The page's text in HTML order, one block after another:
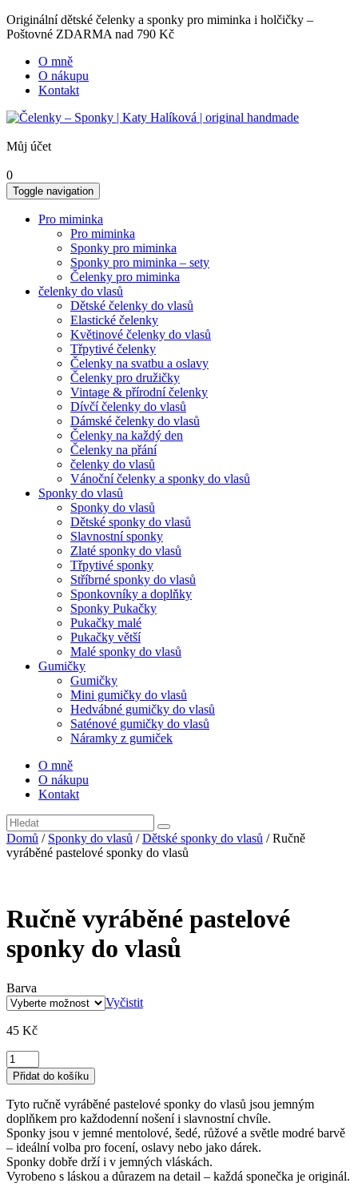
Originální dětské čelenky a sponky pro miminka i holčičky –
Poštovné ZDARMA nad 790 Kč
O mně
O nákupu
Kontakt
Můj účet
0
Toggle navigation
Pro miminka
Pro miminka
Sponky pro miminka
Sponky pro miminka – sety
Čelenky pro miminka
čelenky do vlasů
Dětské čelenky do vlasů
Elastické čelenky
Květinové čelenky do vlasů
Třpytivé čelenky
Čelenky na svatbu a oslavy
Čelenky pro družičky
Vintage & přírodní čelenky
Dívčí čelenky do vlasů
Dámské čelenky do vlasů
Čelenky na každý den
Čelenky na přání
čelenky do vlasů
Vánoční čelenky a sponky do vlasů
Sponky do vlasů
Sponky do vlasů
Dětské sponky do vlasů
Slavnostní sponky
Zlaté sponky do vlasů
Třpytivé sponky
Stříbrné sponky do vlasů
Sponkovníky a doplňky
Sponky Pukačky
Pukačky malé
Pukačky větší
Malé sponky do vlasů
Gumičky
Gumičky
Mini gumičky do vlasů
Hedvábné gumičky do vlasů
Saténové gumičky do vlasů
Náramky z gumiček
O mně
O nákupu
Kontakt
Domů / Sponky do vlasů /Dětské sponky do vlasů / Ručně
vyráběné pastelové sponky do vlasů
Ručně vyráběné pastelové
sponky do vlasů
Barva
Vyčistit
45 Kč
Ručně
vyráběné
pastelové
sponky
do
vlasů
množství
Přidat do košíku
Tyto ručně vyráběné pastelové sponky do vlasů jsou jemným
doplňkem pro každodenní nošení i slavnostní chvíle.
Sponky jsou v jemné mentolové, šedé, růžové a světle modré barvě
– ideální volba pro focení, oslavy nebo jako dárek.
Sponky dobře drží i v jemných vláskách.
Vyrobeno s láskou a důrazem na detail – každá sponečka je originál.